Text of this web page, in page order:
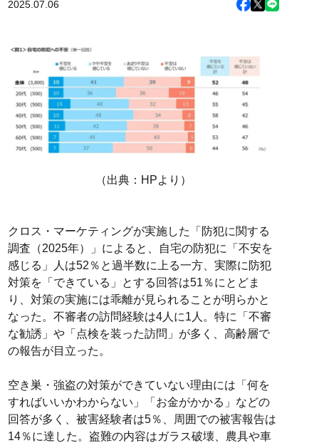
2025.07.06
（出典：HPより）
クロス・マーケティングが実施した「防犯に関する
調査（2025年）」によると、自宅の防犯に「不安を
感じる」人は52％と過半数に上る一方、実際に防犯
対策を「できている」とする回答は51％にとどま
り、対策の実施には乖離が見られることが明らかと
なった。不審者の訪問経験は4人に1人。特に「不審
な勧誘」や「点検を装った訪問」が多く、高齢層で
の報告が目立った。
空き巣・強盗の対策ができていない理由には「何を
すればいいかわからない」「お金がかかる」などの
回答が多く、被害経験者は5％、周囲での被害報告は
14％に達した。盗難の内容はガラス破壊、農具や車